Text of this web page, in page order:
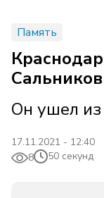
Память
Он ушел
17.11.2021 - 12:40
8
50 секунд